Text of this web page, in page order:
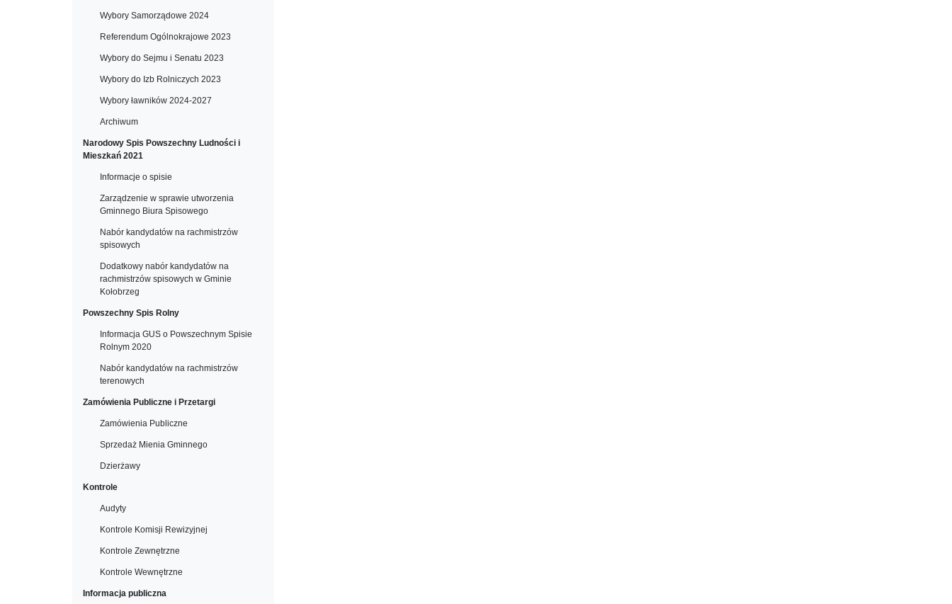
Wybory Samorządowe 2024
Referendum Ogólnokrajowe 2023
Wybory do Sejmu i Senatu 2023
Wybory do Izb Rolniczych 2023
Wybory ławników 2024-2027
Archiwum
Narodowy Spis Powszechny Ludności i
Mieszkań 2021
Informacje o spisie
Zarządzenie w sprawie utworzenia
Gminnego Biura Spisowego
Nabór kandydatów na rachmistrzów
spisowych
Dodatkowy nabór kandydatów na
rachmistrzów spisowych w Gminie
Kołobrzeg
Powszechny Spis Rolny
Informacja GUS o Powszechnym Spisie
Rolnym 2020
Nabór kandydatów na rachmistrzów
terenowych
Zamówienia Publiczne i Przetargi
Zamówienia Publiczne
Sprzedaż Mienia Gminnego
Dzierżawy
Kontrole
Audyty
Kontrole Komisji Rewizyjnej
Kontrole Zewnętrzne
Kontrole Wewnętrzne
Informacja publiczna